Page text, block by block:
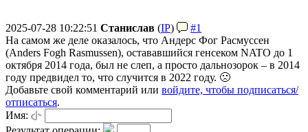
2025-07-28 10:22:51 Станислав (IP)
#1
На самом же деле оказалось, что Андерс Фог Расмуссен
(Anders Fogh Rasmussen), остававшийся генсеком NATO до 1
октября 2014 года, был не слеп, а просто дальнозорок – в 2014
году предвидел то, что случится в 2022 году. 🙁
Добавьте свой комментарий или войдите, чтобы подписаться/
отписаться.
Имя: